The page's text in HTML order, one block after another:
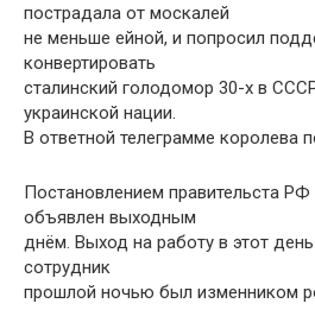
пострадала от москалей
не меньше ейной, и попросил
конвертировать
сталинский голодомор 30-х в
украинской нации.
В ответной телеграмме королева
Постановлением правительста
объявлен выходным
днём. Выход на работу в этот
сотрудник
прошлой ночью был изменником